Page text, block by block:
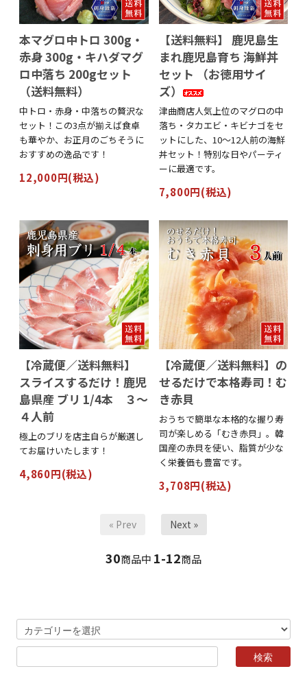
本マグロ中トロ 300g・
赤身 300g・キハダマグ
ロ中落ち 200gセット
（送料無料）
中トロ・赤身・中落ちの贅沢な
セット！この3点が揃えば食卓
も華やか、お正月のごちそうに
おすすめの逸品です！
12,000円(税込)
【送料無料】 鹿児島生
まれ鹿児島育ち 海鮮丼
セット （お徳用サイ
ズ）
津曲商店人気上位のマグロの中
落ち・タカエビ・キビナゴをセ
ットにした、10～12人前の海鮮
丼セット！特別な日やパーティ
ーに最適です。
7,800円(税込)
【冷蔵便／送料無料】
スライスするだけ！鹿児
島県産 ブリ 1/4本 ３～
４人前
極上のブリを店主自らが厳選し
てお届けいたします！
4,860円(税込)
【冷蔵便／送料無料】の
せるだけで本格寿司！む
き赤貝
おうちで簡単な本格的な握り寿
司が楽しめる「むき赤貝」。韓
国産の赤貝を使い、脂質が少な
く栄養価も豊富です。
3,708円(税込)
« Prev Next »
30商品中 1-12商品